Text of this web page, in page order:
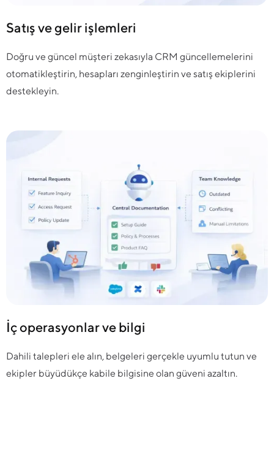
Satış ve gelir işlemleri
Doğru ve güncel müşteri zekasıyla CRM güncellemelerini
otomatikleştirin, hesapları zenginleştirin ve satış ekiplerini
destekleyin.
İç operasyonlar ve bilgi
Dahili talepleri ele alın, belgeleri gerçekle uyumlu tutun ve
ekipler büyüdükçe kabile bilgisine olan güveni azaltın.